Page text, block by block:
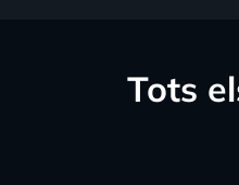
Tots